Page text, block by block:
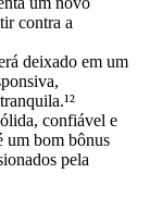
contra a
deixado em um
confiável e
um bom bônus
pela